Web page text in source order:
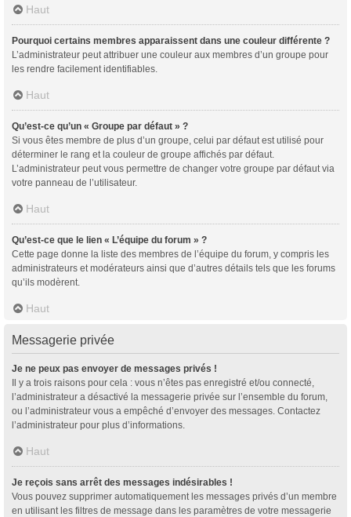
Haut
Pourquoi certains membres apparaissent dans une couleur différente ?
L’administrateur peut attribuer une couleur aux membres d’un groupe pour
les rendre facilement identifiables.
Haut
Qu’est-ce qu’un « Groupe par défaut » ?
Si vous êtes membre de plus d’un groupe, celui par défaut est utilisé pour
déterminer le rang et la couleur de groupe affichés par défaut.
L’administrateur peut vous permettre de changer votre groupe par défaut via
votre panneau de l’utilisateur.
Haut
Qu’est-ce que le lien « L’équipe du forum » ?
Cette page donne la liste des membres de l’équipe du forum, y compris les
administrateurs et modérateurs ainsi que d’autres détails tels que les forums
qu’ils modèrent.
Haut
Messagerie privée
Je ne peux pas envoyer de messages privés !
Il y a trois raisons pour cela : vous n’êtes pas enregistré et/ou connecté,
l’administrateur a désactivé la messagerie privée sur l’ensemble du forum,
ou l’administrateur vous a empêché d’envoyer des messages. Contactez
l’administrateur pour plus d’informations.
Haut
Je reçois sans arrêt des messages indésirables !
Vous pouvez supprimer automatiquement les messages privés d’un membre
en utilisant les filtres de message dans les paramètres de votre messagerie